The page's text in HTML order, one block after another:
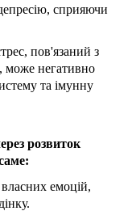
сприяючи
пов'язаний з
може негативно
та імунну
розвиток
емоцій,